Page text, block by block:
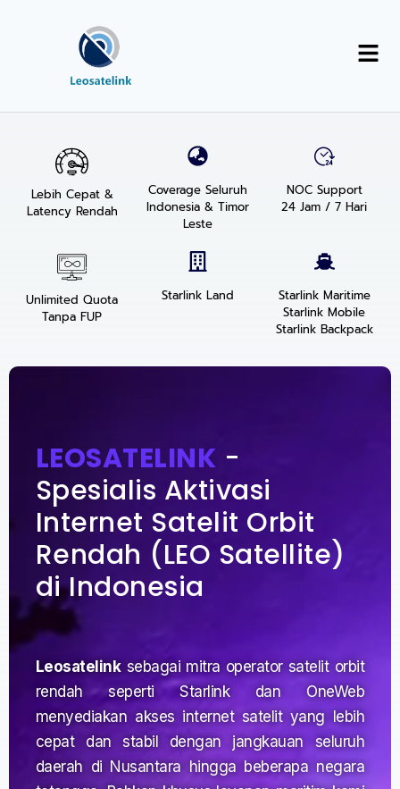
Lebih Cepat &
Latency Rendah
Coverage Seluruh
Indonesia & Timor
Leste
NOC Support
24 Jam / 7 Hari
Unlimited Quota
Tanpa FUP
Starlink Land
Starlink Maritime
Starlink Mobile
Starlink Backpack
LEOSATELINK -
Spesialis Aktivasi
Internet Satelit Orbit
Rendah (LEO Satellite)
di Indonesia
Leosatelinksebagai mitra operator satelit orbit
rendah seperti Starlink dan OneWeb
menyediakan akses internet satelit yang lebih
cepat dan stabil dengan jangkauan seluruh
daerah di Nusantara hingga beberapa negara